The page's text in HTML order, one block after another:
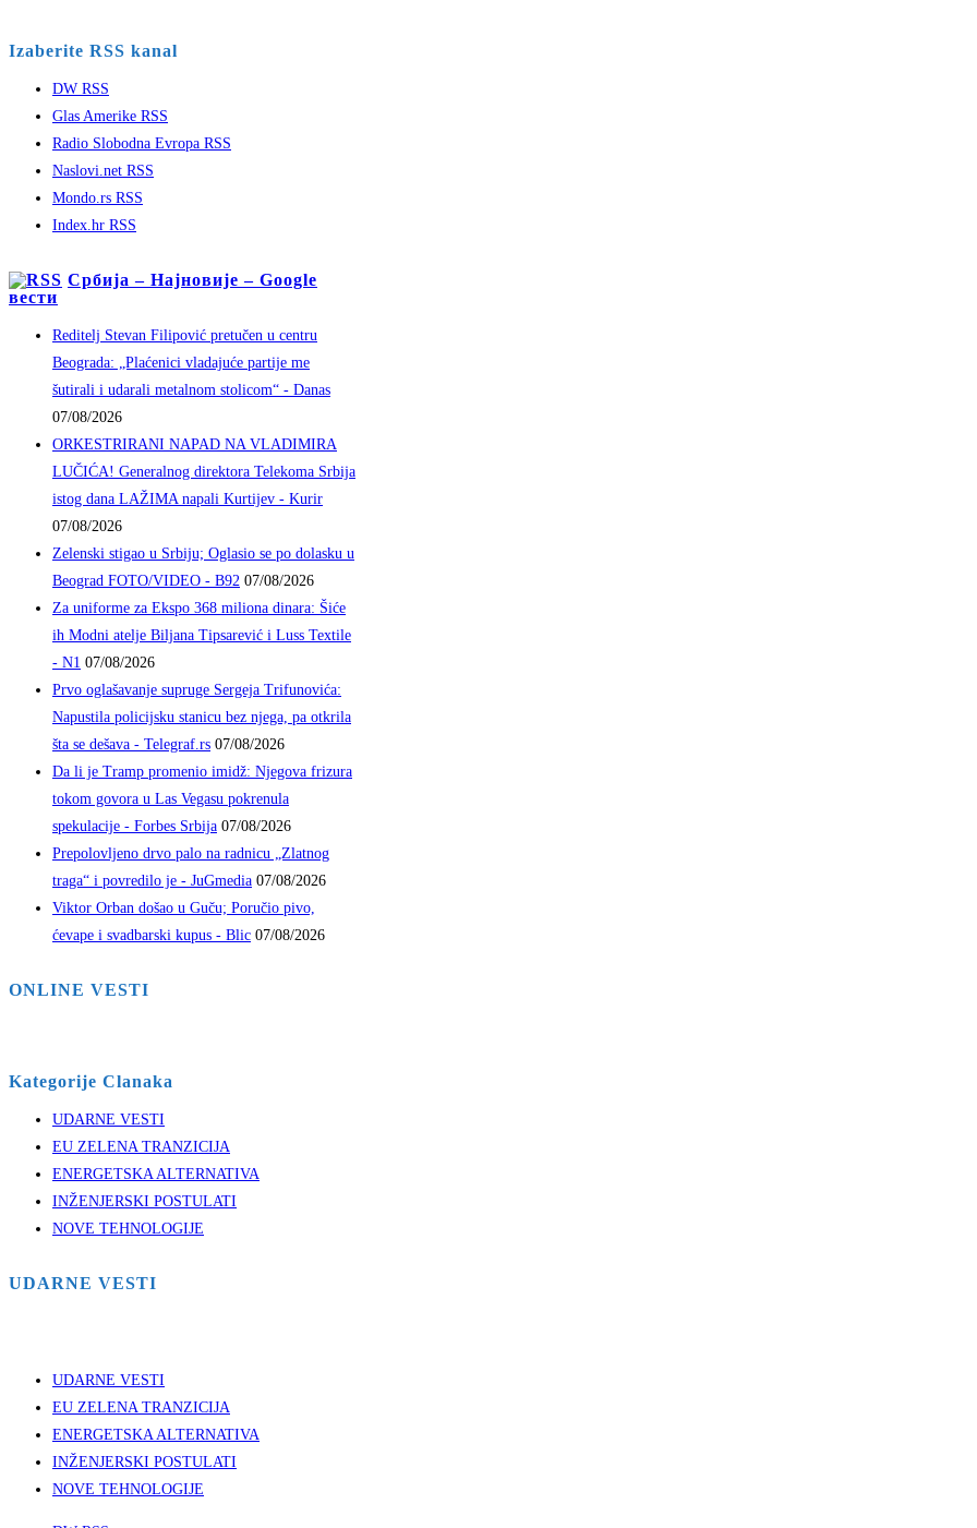
Izaberite RSS kanal
DW RSS
Glas Amerike RSS
Radio Slobodna Evropa RSS
Naslovi.net RSS
Mondo.rs RSS
Index.hr RSS
Србија – Најновије – Google
вести
Reditelj Stevan Filipović pretučen u centru
Beograda: „Plaćenici vladajuće partije me
šutirali i udarali metalnom stolicom“ - Danas
07/08/2026
ORKESTRIRANI NAPAD NA VLADIMIRA
LUČIĆA! Generalnog direktora Telekoma Srbija
istog dana LAŽIMA napali Kurtijev - Kurir
07/08/2026
Zelenski stigao u Srbiju; Oglasio se po dolasku u
Beograd FOTO/VIDEO - B92 07/08/2026
Za uniforme za Ekspo 368 miliona dinara: Šiće
ih Modni atelje Biljana Tipsarević i Luss Textile
- N1 07/08/2026
Prvo oglašavanje supruge Sergeja Trifunovića:
Napustila policijsku stanicu bez njega, pa otkrila
šta se dešava - Telegraf.rs 07/08/2026
Da li je Tramp promenio imidž: Njegova frizura
tokom govora u Las Vegasu pokrenula
spekulacije - Forbes Srbija 07/08/2026
Prepolovljeno drvo palo na radnicu „Zlatnog
traga“ i povredilo je - JuGmedia 07/08/2026
Viktor Orban došao u Guču; Poručio pivo,
ćevape i svadbarski kupus - Blic 07/08/2026
ONLINE VESTI
Kategorije Clanaka
UDARNE VESTI
EU ZELENA TRANZICIJA
ENERGETSKA ALTERNATIVA
INŽENJERSKI POSTULATI
NOVE TEHNOLOGIJE
UDARNE VESTI
UDARNE VESTI
EU ZELENA TRANZICIJA
ENERGETSKA ALTERNATIVA
INŽENJERSKI POSTULATI
NOVE TEHNOLOGIJE